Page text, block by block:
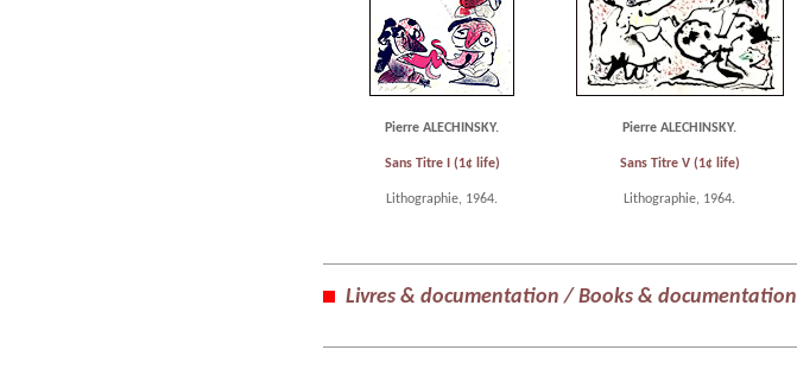
Pierre ALECHINSKY.
Sans Titre I (1¢ life)
Lithographie, 1964.
Pierre ALECHINSKY.
Sans Titre V (1¢ life)
Lithographie, 1964.
Livres & documentation / Books & documentation